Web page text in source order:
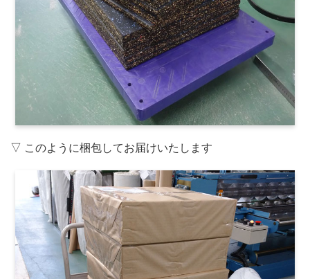
▽ このように梱包してお届けいたします